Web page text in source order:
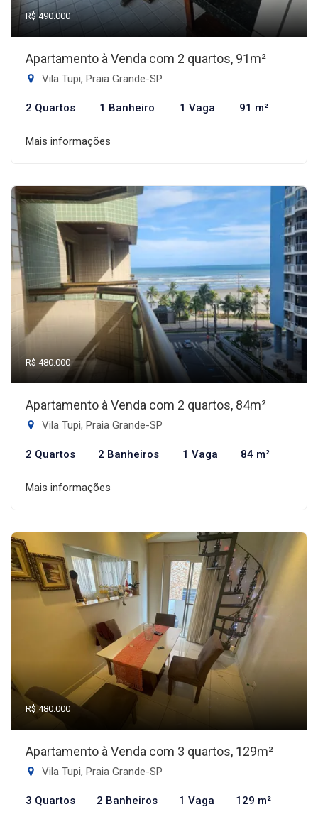
R$ 490.000
Apartamento à Venda com 2 quartos, 91m²
Vila Tupi, Praia Grande-SP
2 Quartos 1 Banheiro 1 Vaga 91 m²
Mais informações
R$ 480.000
Apartamento à Venda com 2 quartos, 84m²
Vila Tupi, Praia Grande-SP
2 Quartos 2 Banheiros 1 Vaga 84 m²
Mais informações
R$ 480.000
Apartamento à Venda com 3 quartos, 129m²
Vila Tupi, Praia Grande-SP
3 Quartos 2 Banheiros 1 Vaga 129 m²